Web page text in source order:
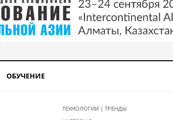
ОБУЧЕНИЕ
ТЕХНОЛОГИИ | ТРЕНДЫ